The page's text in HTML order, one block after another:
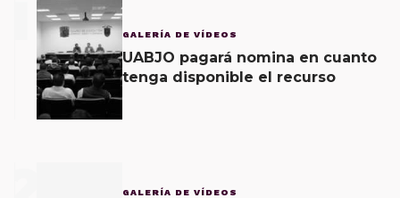
GALERÍA DE VÍDEOS
UABJO pagará nomina en cuanto
tenga disponible el recurso
GALERÍA DE VÍDEOS